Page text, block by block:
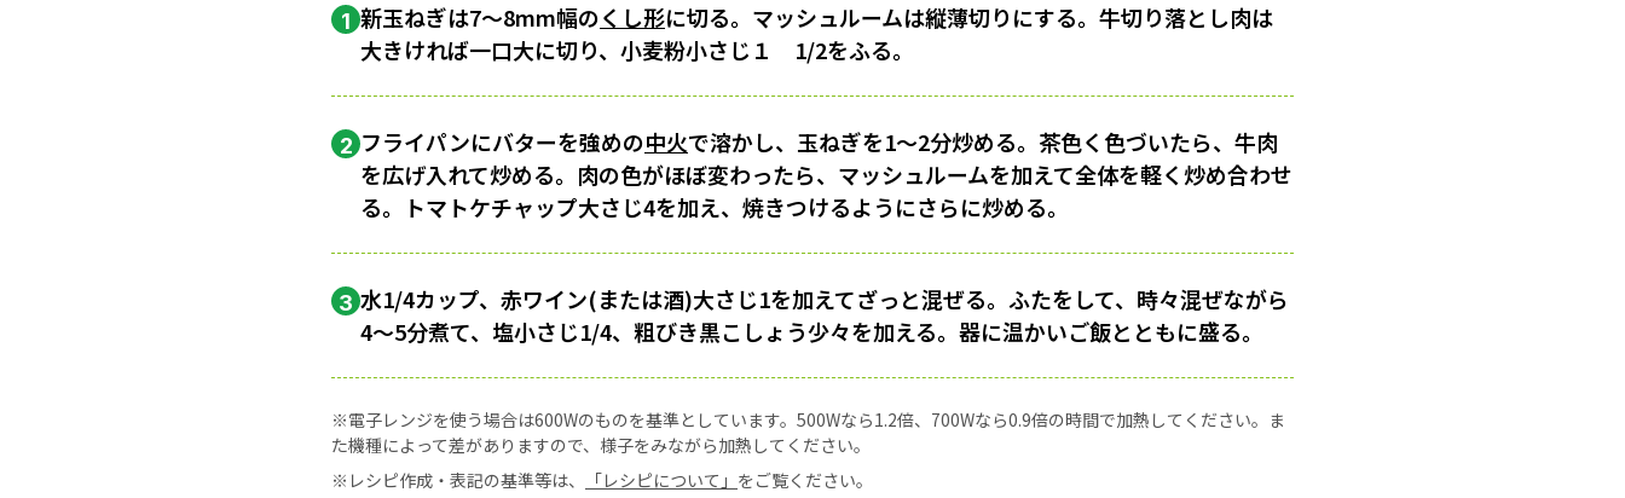
1 新玉ねぎは7〜8mm幅のくし形に切る。マッシュルームは縦薄切りにする。牛切り落とし肉は
大きければ一口大に切り、小麦粉小さじ１ 1/2をふる。
2 フライパンにバターを強めの中火で溶かし、玉ねぎを1〜2分炒める。茶色く色づいたら、牛肉
を広げ入れて炒める。肉の色がほぼ変わったら、マッシュルームを加えて全体を軽く炒め合わせ
る。トマトケチャップ大さじ4を加え、焼きつけるようにさらに炒める。
3 水1/4カップ、赤ワイン(または酒)大さじ1を加えてざっと混ぜる。ふたをして、時々混ぜながら
4〜5分煮て、塩小さじ1/4、粗びき黒こしょう少々を加える。器に温かいご飯とともに盛る。
※電子レンジを使う場合は600Wのものを基準としています。500Wなら1.2倍、700Wなら0.9倍の時間で加熱してください。ま
た機種によって差がありますので、様子をみながら加熱してください。
※レシピ作成・表記の基準等は、
「レシピについて」 をご覧ください。